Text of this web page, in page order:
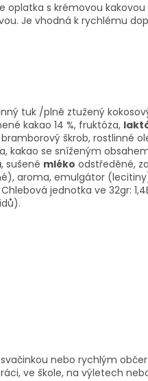
oplatka s krémovou
Je vhodná k rychlému
tuk /plně ztužený
kakao 14 %, fruktóza,
škrob, rostlinné
kakao se sníženým
, sušené mléko odstředěné,
aroma, emulgátor
jednotka ve 32gr:
nebo rychlým
ve škole, na výletech